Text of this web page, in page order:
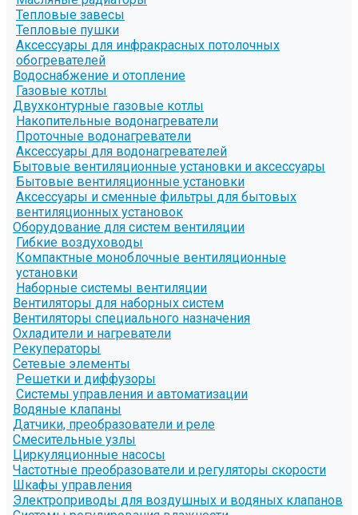
Тепловые завесы
Тепловые пушки
Аксессуары для инфракрасных потолочных
обогревателей
Водоснабжение и отопление
Газовые котлы
Двухконтурные газовые котлы
Накопительные водонагреватели
Проточные водонагреватели
Аксессуары для водонагревателей
Бытовые вентиляционные установки и аксессуары
Бытовые вентиляционные установки
Аксессуары и сменные фильтры для бытовых
вентиляционных установок
Оборудование для систем вентиляции
Гибкие воздуховоды
Компактные моноблочные вентиляционные
установки
Наборные системы вентиляции
Вентиляторы для наборных систем
Вентиляторы специального назначения
Охладители и нагреватели
Рекуператоры
Сетевые элементы
Решетки и диффузоры
Системы управления и автоматизации
Водяные клапаны
Датчики, преобразователи и реле
Смесительные узлы
Циркуляционные насосы
Частотные преобразователи и регуляторы скорости
Шкафы управления
Электроприводы для воздушных и водяных клапанов